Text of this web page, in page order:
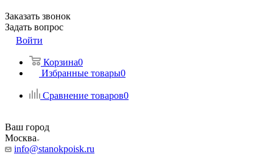
Заказать звонок
Задать вопрос
Войти
Корзина0
Избранные товары0
Сравнение товаров0
Ваш город
Москва
info@stanokpoisk.ru